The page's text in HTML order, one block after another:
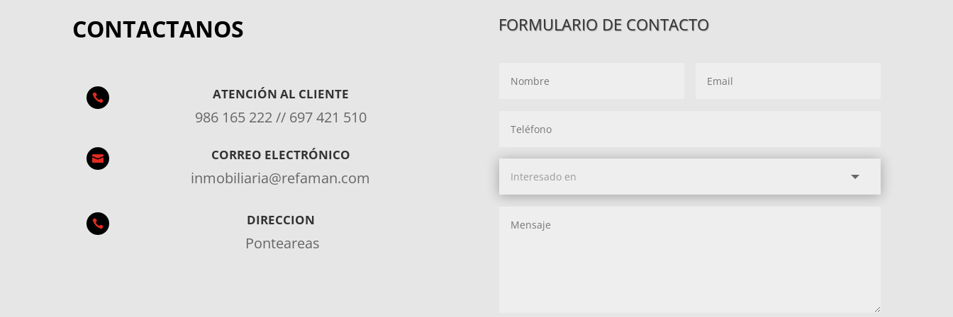
CONTACTANOS
 ATENCIÓN AL CLIENTE
986 165 222 // 697 421 510
 CORREO ELECTRÓNICO
inmobiliaria@refaman.com
 DIRECCION
Ponteareas
FORMULARIO DE CONTACTO